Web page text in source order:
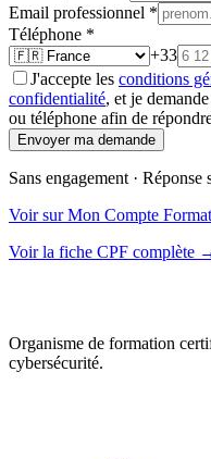
Email professionnel *
Téléphone *
+33
J'accepte les conditions
confidentialité, et je
ou téléphone afin de
Envoyer ma demande
Sans engagement · Réponse
Voir sur Mon Compte
Voir la fiche CPF complète
Organisme de formation
cybersécurité.